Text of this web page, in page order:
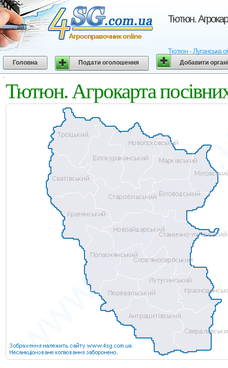
Тютюн.
Тютюн - Луганська
Агросправочник online
Головна Подати оголошення Добавити
Тютюн. Агрокарта